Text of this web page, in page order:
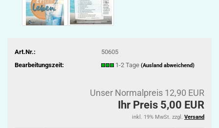
Art.Nr.:
50605
Bearbeitungszeit:
1-2 Tage (Ausland abweichend)
Unser Normalpreis 12,90 EUR
Ihr Preis 5,00 EUR
inkl. 19% MwSt. zzgl. Versand